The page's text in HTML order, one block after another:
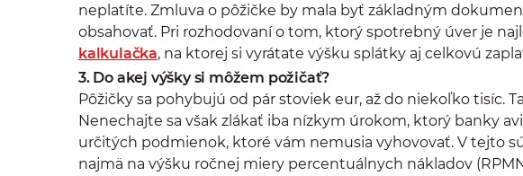
neplatíte. Zmluva o pôžičke by mala byť základným
obsahovať. Pri rozhodovaní o tom, ktorý spotrebný úver je
kalkulačka, na ktorej si vyrátate výšku splátky aj celkovú
3. Do akej výšky si môžem požičať?
Pôžičky sa pohybujú od pár stoviek eur, až do niekoľko tisíc.
Nenechajte sa však zlákať iba nízkym úrokom, ktorý banky
určitých podmienok, ktoré vám nemusia vyhovovať. V tejto
najmä na výšku ročnej miery percentuálnych nákladov